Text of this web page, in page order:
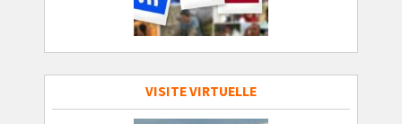
VISITE VIRTUELLE